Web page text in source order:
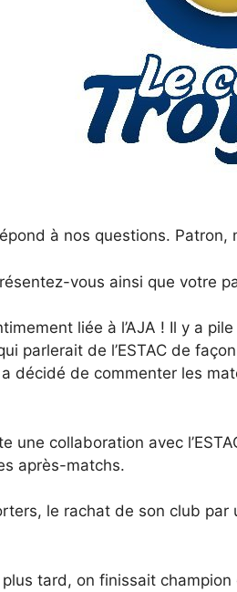
à nos questions.
vous ainsi que votre
liée à l’AJA ! Il y a
parlerait de l’ESTAC de
décidé de commenter les
une collaboration avec
après-matchs.
le rachat de son club
tard, on finissait